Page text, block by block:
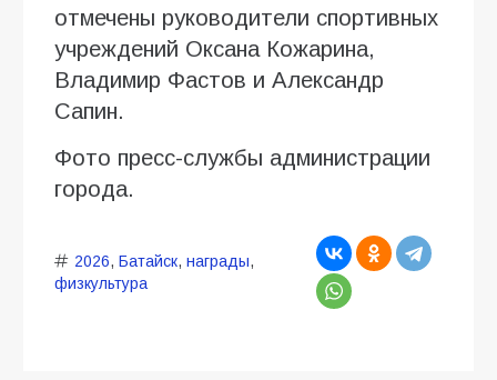
отмечены руководители спортивных
учреждений Оксана Кожарина,
Владимир Фастов и Александр
Сапин.
Фото пресс-службы администрации
города.
2026, Батайск, награды,
физкультура